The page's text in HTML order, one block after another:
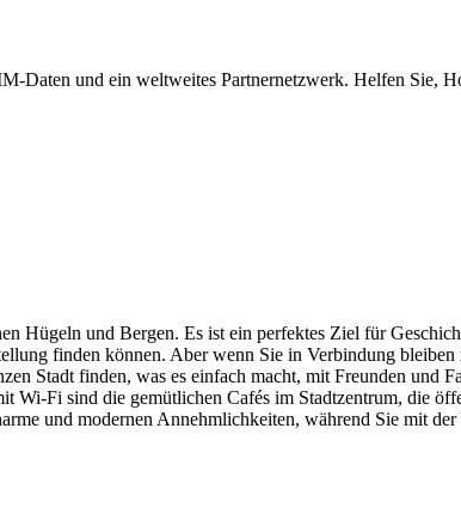
und ein weltweites Partnernetzwerk. Helfen Sie,
Hügeln und Bergen. Es ist ein perfektes Ziel für
finden können. Aber wenn Sie in Verbindung
Stadt finden, was es einfach macht, mit Freunden und
Fi sind die gemütlichen Cafés im Stadtzentrum, die
und modernen Annehmlichkeiten, während Sie mit